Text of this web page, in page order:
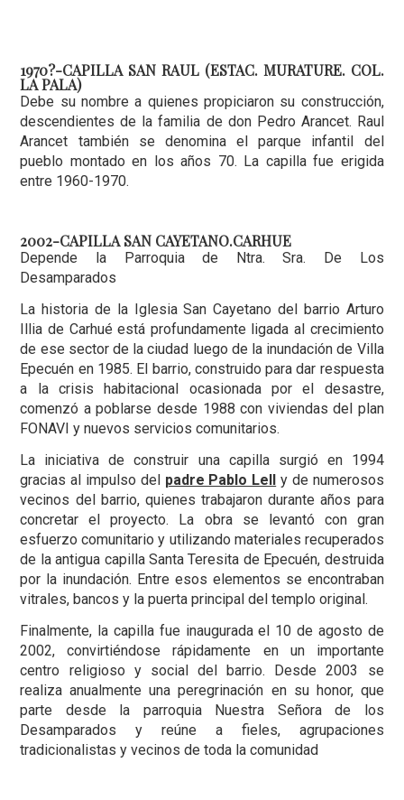
1970?-CAPILLA SAN RAUL (ESTAC. MURATURE. COL.
LA PALA)
Debe su nombre a quienes propiciaron su construcción,
descendientes de la familia de don Pedro Arancet. Raul
Arancet también se denomina el parque infantil del
pueblo montado en los años 70. La capilla fue erigida
entre 1960-1970.
2002-CAPILLA SAN CAYETANO.CARHUE
Depende la Parroquia de Ntra. Sra. De Los
Desamparados
La historia de la Iglesia San Cayetano del barrio Arturo
Illia de Carhué está profundamente ligada al crecimiento
de ese sector de la ciudad luego de la inundación de Villa
Epecuén en 1985. El barrio, construido para dar respuesta
a la crisis habitacional ocasionada por el desastre,
comenzó a poblarse desde 1988 con viviendas del plan
FONAVI y nuevos servicios comunitarios.
La iniciativa de construir una capilla surgió en 1994
gracias al impulso del padre Pablo Lell y de numerosos
vecinos del barrio, quienes trabajaron durante años para
concretar el proyecto. La obra se levantó con gran
esfuerzo comunitario y utilizando materiales recuperados
de la antigua capilla Santa Teresita de Epecuén, destruida
por la inundación. Entre esos elementos se encontraban
vitrales, bancos y la puerta principal del templo original.
Finalmente, la capilla fue inaugurada el 10 de agosto de
2002, convirtiéndose rápidamente en un importante
centro religioso y social del barrio. Desde 2003 se
realiza anualmente una peregrinación en su honor, que
parte desde la parroquia Nuestra Señora de los
Desamparados y reúne a fieles, agrupaciones
tradicionalistas y vecinos de toda la comunidad